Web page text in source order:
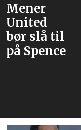
Mener
United
bør slå til
på Spence